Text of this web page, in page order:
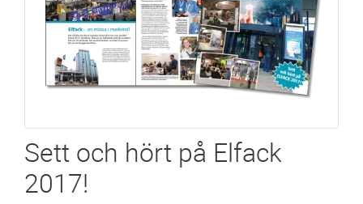
Sett och hört på Elfack
2017!